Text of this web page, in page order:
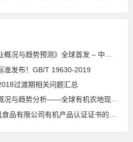
预测》全球首发 – 中国有机市场规模跻身世界第三
准发布！GB/T 19630-2019
过渡期相关问题汇总
析——全球有机农地现状与有机食品（含饮料）市场
品有限公司有机产品认证证书的公告